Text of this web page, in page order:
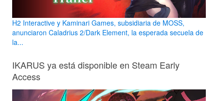
H2 Interactive y Kaminari Games, subsidiaria de MOSS,
anunciaron Caladrius 2/Dark Element, la esperada secuela de
la...
IKARUS ya está disponible en Steam Early
Access